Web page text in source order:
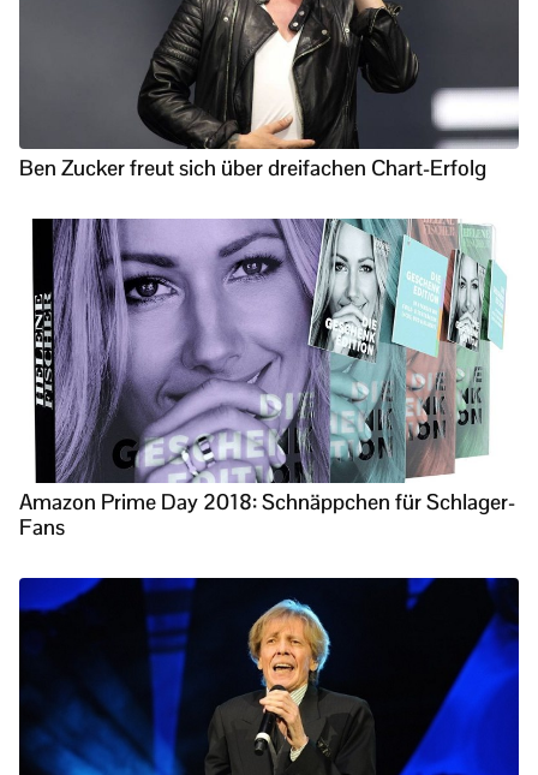
Ben Zucker freut sich über dreifachen Chart-Erfolg
Amazon Prime Day 2018: Schnäppchen für Schlager-
Fans